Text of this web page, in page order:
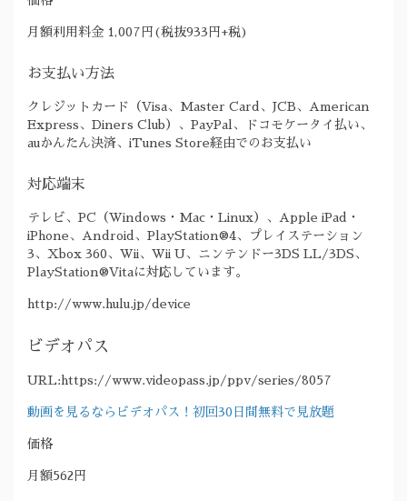
月額利用料金 1,007円(税抜933円+税)
お支払い方法
クレジットカード（Visa、Master Card、JCB、American
Express、Diners Club）、PayPal、ドコモケータイ払い、
auかんたん決済、iTunes Store経由でのお支払い
対応端末
テレビ、PC（Windows・Mac・Linux）、Apple iPad・
iPhone、Android、PlayStation®4、プレイステーション
3、Xbox 360、Wii、Wii U、ニンテンドー3DS LL/3DS、
PlayStation®Vitaに対応しています。
http://www.hulu.jp/device
ビデオパス
URL:https://www.videopass.jp/ppv/series/8057
動画を見るならビデオパス！初回30日間無料で見放題
価格
月額562円